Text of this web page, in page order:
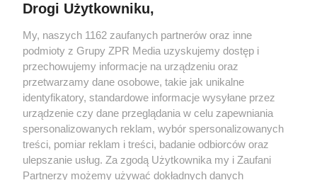
Drogi Użytkowniku,
My, naszych 1162 zaufanych partnerów oraz inne
podmioty z Grupy ZPR Media uzyskujemy dostęp i
przechowujemy informacje na urządzeniu oraz
przetwarzamy dane osobowe, takie jak unikalne
identyfikatory, standardowe informacje wysyłane przez
urządzenie czy dane przeglądania w celu zapewniania
spersonalizowanych reklam, wybór spersonalizowanych
treści, pomiar reklam i treści, badanie odbiorców oraz
ulepszanie usług. Za zgodą Użytkownika my i Zaufani
Partnerzy możemy używać dokładnych danych